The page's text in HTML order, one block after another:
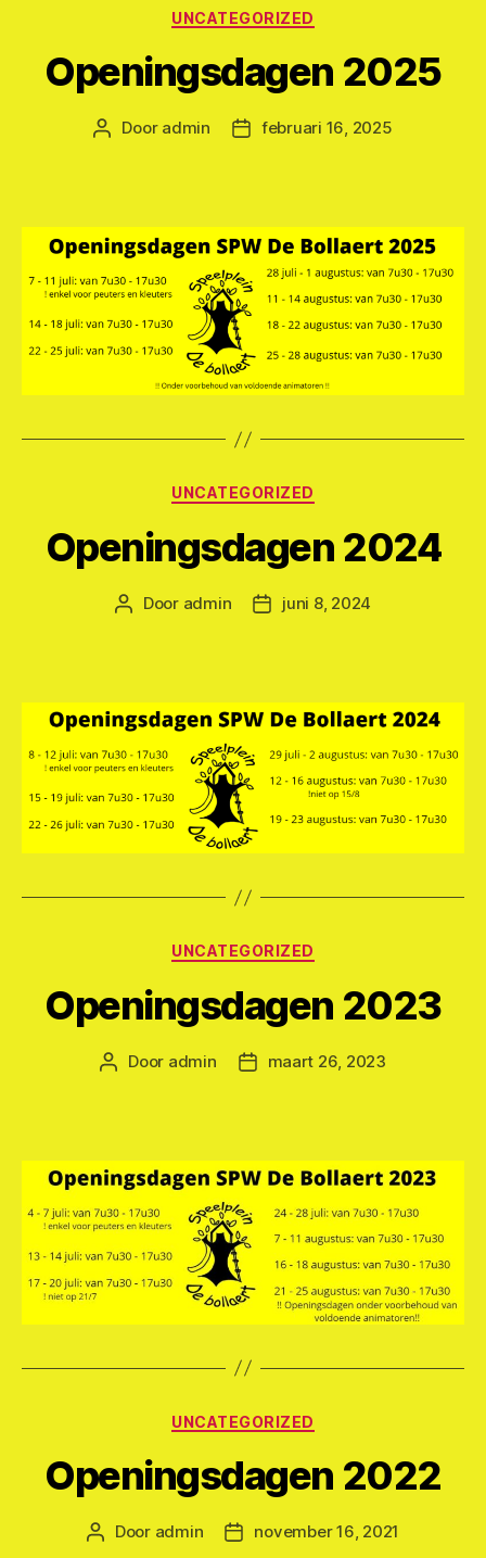
Categorieën
UNCATEGORIZED
Openingsdagen 2025
Berichtauteur
Door admin Berichtdatum
februari 16, 2025
Categorieën
UNCATEGORIZED
Openingsdagen 2024
Berichtauteur
Door admin Berichtdatum
juni 8, 2024
Categorieën
UNCATEGORIZED
Openingsdagen 2023
Berichtauteur
Door admin Berichtdatum
maart 26, 2023
Categorieën
UNCATEGORIZED
Openingsdagen 2022
Berichtauteur
Door admin Berichtdatum
november 16, 2021